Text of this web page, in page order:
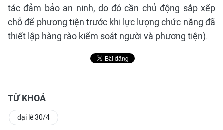
tác đảm bảo an ninh, do đó cần chủ động sắp xếp
chỗ để phương tiện trước khi lực lượng chức năng đã
thiết lập hàng rào kiểm soát người và phương tiện).
TỪ KHOÁ
đại lễ 30/4